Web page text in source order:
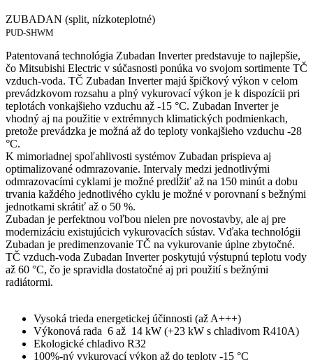
ZUBADAN (split, nízkoteplotné)
PUD-SHWM
Patentovaná technológia Zubadan Inverter predstavuje to najlepšie,
čo Mitsubishi Electric v súčasnosti ponúka vo svojom sortimente TČ
vzduch-voda. TČ Zubadan Inverter majú špičkový výkon v celom
prevádzkovom rozsahu a plný vykurovací výkon je k dispozícii pri
teplotách vonkajšieho vzduchu až -15 °C. Zubadan Inverter je
vhodný aj na použitie v extrémnych klimatických podmienkach,
pretože prevádzka je možná až do teploty vonkajšieho vzduchu -28
°C.
K mimoriadnej spoľahlivosti systémov Zubadan prispieva aj
optimalizované odmrazovanie. Intervaly medzi jednotlivými
odmrazovacími cyklami je možné predĺžiť až na 150 minút a dobu
trvania každého jednotlivého cyklu je možné v porovnaní s bežnými
jednotkami skrátiť až o 50 %.
Zubadan je perfektnou voľbou nielen pre novostavby, ale aj pre
modernizáciu existujúcich vykurovacích sústav. Vďaka technológii
Zubadan je predimenzovanie TČ na vykurovanie úplne zbytočné.
TČ vzduch-voda Zubadan Inverter poskytujú výstupnú teplotu vody
až 60 °C, čo je spravidla dostatočné aj pri použití s bežnými
radiátormi.
Vysoká trieda energetickej účinnosti (až A+++)
Výkonová rada 6 až 14 kW (+23 kW s chladivom R410A)
Ekologické chladivo R32
100%-ný vykurovací výkon až do teploty -15 °C